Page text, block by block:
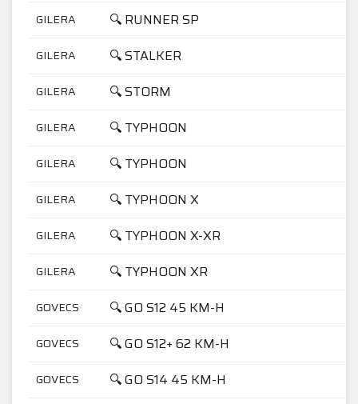
GILERA 🔍 RUNNER SP
GILERA 🔍 STALKER
GILERA 🔍 STORM
GILERA 🔍 TYPHOON
GILERA 🔍 TYPHOON
GILERA 🔍 TYPHOON X
GILERA 🔍 TYPHOON X-XR
GILERA 🔍 TYPHOON XR
GOVECS 🔍 GO S12 45 KM-H
GOVECS 🔍 GO S12+ 62 KM-H
GOVECS 🔍 GO S14 45 KM-H